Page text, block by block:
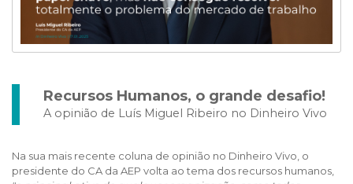
Recursos Humanos, o grande desafio!
A opinião de Luís Miguel Ribeiro no Dinheiro Vivo
Na sua mais recente coluna de opinião no Dinheiro Vivo, o
presidente do CA da AEP volta ao tema dos recursos humanos,